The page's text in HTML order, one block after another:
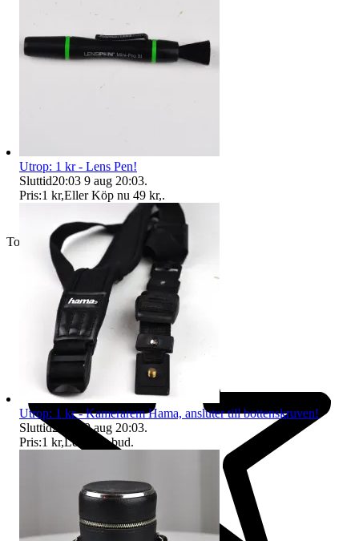
Toppsäljare
Utrop: 1 kr - Lens Pen!
Sluttid20:03 9 aug 20:03.
Pris:1 kr,Eller Köp nu 49 kr,.
Utrop: 1 kr - Kamerarem Hama, ansluter till bottenskruven!
Sluttid20:03 9 aug 20:03.
Pris:1 kr,Ledande bud.